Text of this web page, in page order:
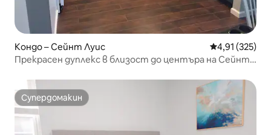
Кондо – Сейнт Луис Средна
4,91 (325)
Прекрасен дуплекс в близост до центъра на Сейнт
Супердомакин
Супердомакин